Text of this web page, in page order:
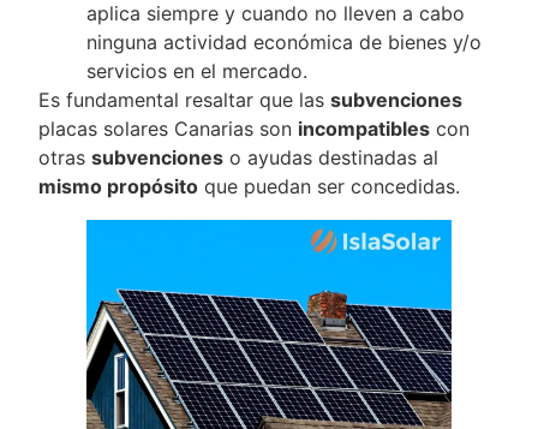
aplica siempre y cuando no lleven a cabo
ninguna actividad económica de bienes y/o
servicios en el mercado.
Es fundamental resaltar que lassubvenciones
placas solares Canarias son incompatibles con
otrassubvenciones o ayudas destinadas al
mismo propósito que puedan ser concedidas.